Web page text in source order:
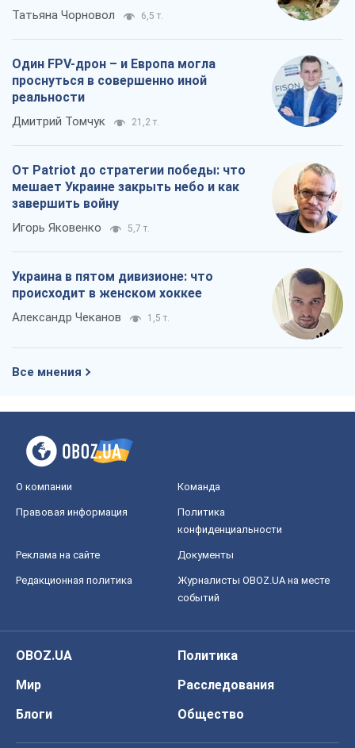
Татьяна Чорновол 6,5 т.
Один FPV-дрон – и Европа могла
проснуться в совершенно иной
реальности
Дмитрий Томчук 21,2 т.
От Patriot до стратегии победы: что
мешает Украине закрыть небо и как
завершить войну
Игорь Яковенко 5,7 т.
Украина в пятом дивизионе: что
происходит в женском хоккее
Александр Чеканов 1,5 т.
Все мнения
О компании Команда
Правовая информация
Политика
конфиденциальности
Реклама на сайте Документы
Редакционная политика
Журналисты OBOZ.UA на месте
событий
OBOZ.UA
Политика
Мир
Расследования
Блоги
Общество